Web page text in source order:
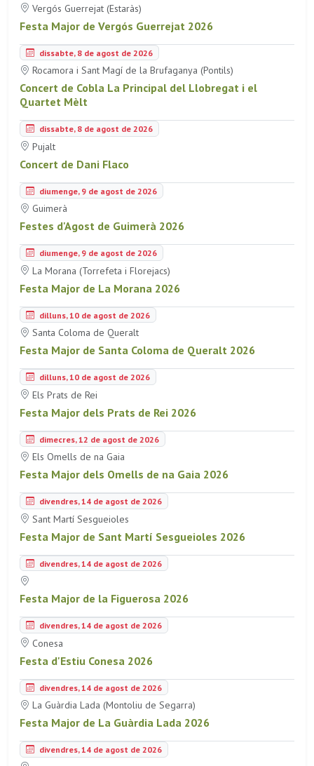
Vergós Guerrejat (Estaràs)
Festa Major de Vergós Guerrejat 2026
dissabte, 8 de agost de 2026
Rocamora i Sant Magí de la Brufaganya (Pontils)
Concert de Cobla La Principal del Llobregat i el
Quartet Mèlt
dissabte, 8 de agost de 2026
Pujalt
Concert de Dani Flaco
diumenge, 9 de agost de 2026
Guimerà
Festes d'Agost de Guimerà 2026
diumenge, 9 de agost de 2026
La Morana (Torrefeta i Florejacs)
Festa Major de La Morana 2026
dilluns, 10 de agost de 2026
Santa Coloma de Queralt
Festa Major de Santa Coloma de Queralt 2026
dilluns, 10 de agost de 2026
Els Prats de Rei
Festa Major dels Prats de Rei 2026
dimecres, 12 de agost de 2026
Els Omells de na Gaia
Festa Major dels Omells de na Gaia 2026
divendres, 14 de agost de 2026
Sant Martí Sesgueioles
Festa Major de Sant Martí Sesgueioles 2026
divendres, 14 de agost de 2026
Festa Major de la Figuerosa 2026
divendres, 14 de agost de 2026
Conesa
Festa d'Estiu Conesa 2026
divendres, 14 de agost de 2026
La Guàrdia Lada (Montoliu de Segarra)
Festa Major de La Guàrdia Lada 2026
divendres, 14 de agost de 2026